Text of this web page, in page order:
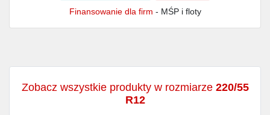
Finansowanie dla firm - MŚP i floty
Zobacz wszystkie produkty w rozmiarze 220/55
R12